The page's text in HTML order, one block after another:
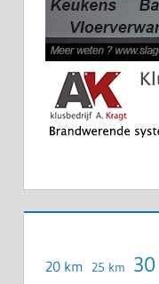
20 km 25 km